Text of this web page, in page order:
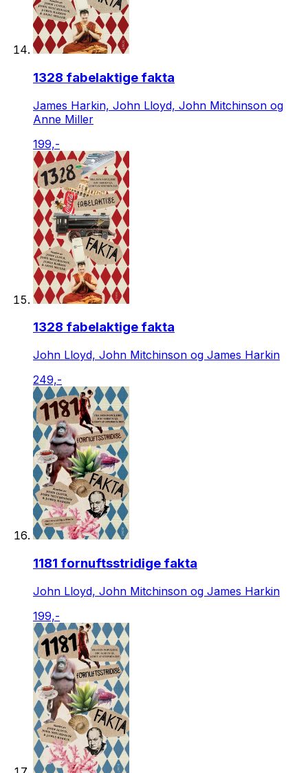
1328 fabelaktige fakta
James Harkin, John Lloyd, John Mitchinson og
Anne Miller
199,-
1328 fabelaktige fakta
John Lloyd, John Mitchinson og James Harkin
249,-
1181 fornuftsstridige fakta
John Lloyd, John Mitchinson og James Harkin
199,-